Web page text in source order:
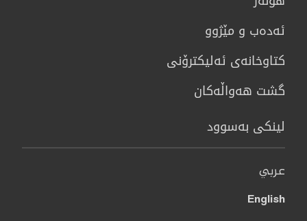
ئەدەب و مێژوو
كتاوخانه‌ی ئه‌ليكترۆنی
گشت هەواڵەکان
لینکی بەسوود
عربي
English